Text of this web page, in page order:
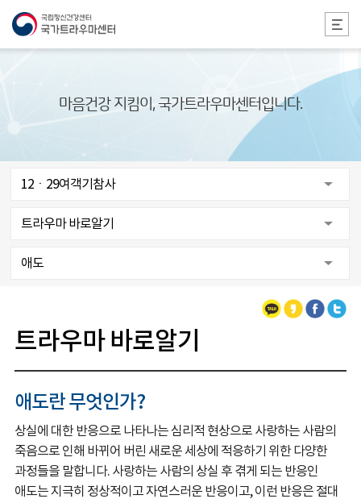
본문 바로가기
마음건강 지킴이, 국가트라우마센터입니다.
12ㆍ29여객기참사
트라우마 바로알기
애도
카카오톡
카카오스토리
페이스북
트위터
트라우마 바로알기
애도란 무엇인가?
상실에 대한 반응으로 나타나는 심리적 현상으로 사랑하는 사람의
죽음으로 인해 바뀌어 버린 새로운 세상에 적응하기 위한 다양한
과정들을 말합니다. 사랑하는 사람의 상실 후 겪게 되는 반응인
애도는 지극히 정상적이고 자연스러운 반응이고, 이런 반응은 절대